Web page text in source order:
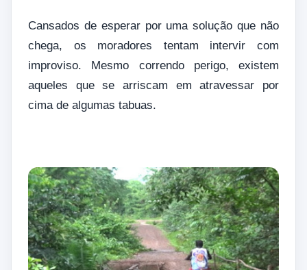
Cansados de esperar por uma solução que não
chega, os moradores tentam intervir com
improviso. Mesmo correndo perigo, existem
aqueles que se arriscam em atravessar por
cima de algumas tabuas.